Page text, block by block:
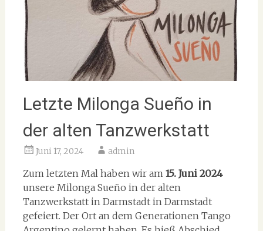
Letzte Milonga Sueño in
der alten Tanzwerkstatt
Juni 17, 2024 admin
Zum letzten Mal haben wir am 15. Juni 2024
unsere Milonga Sueño in der alten
Tanzwerkstatt in Darmstadt in Darmstadt
gefeiert. Der Ort an dem Generationen Tango